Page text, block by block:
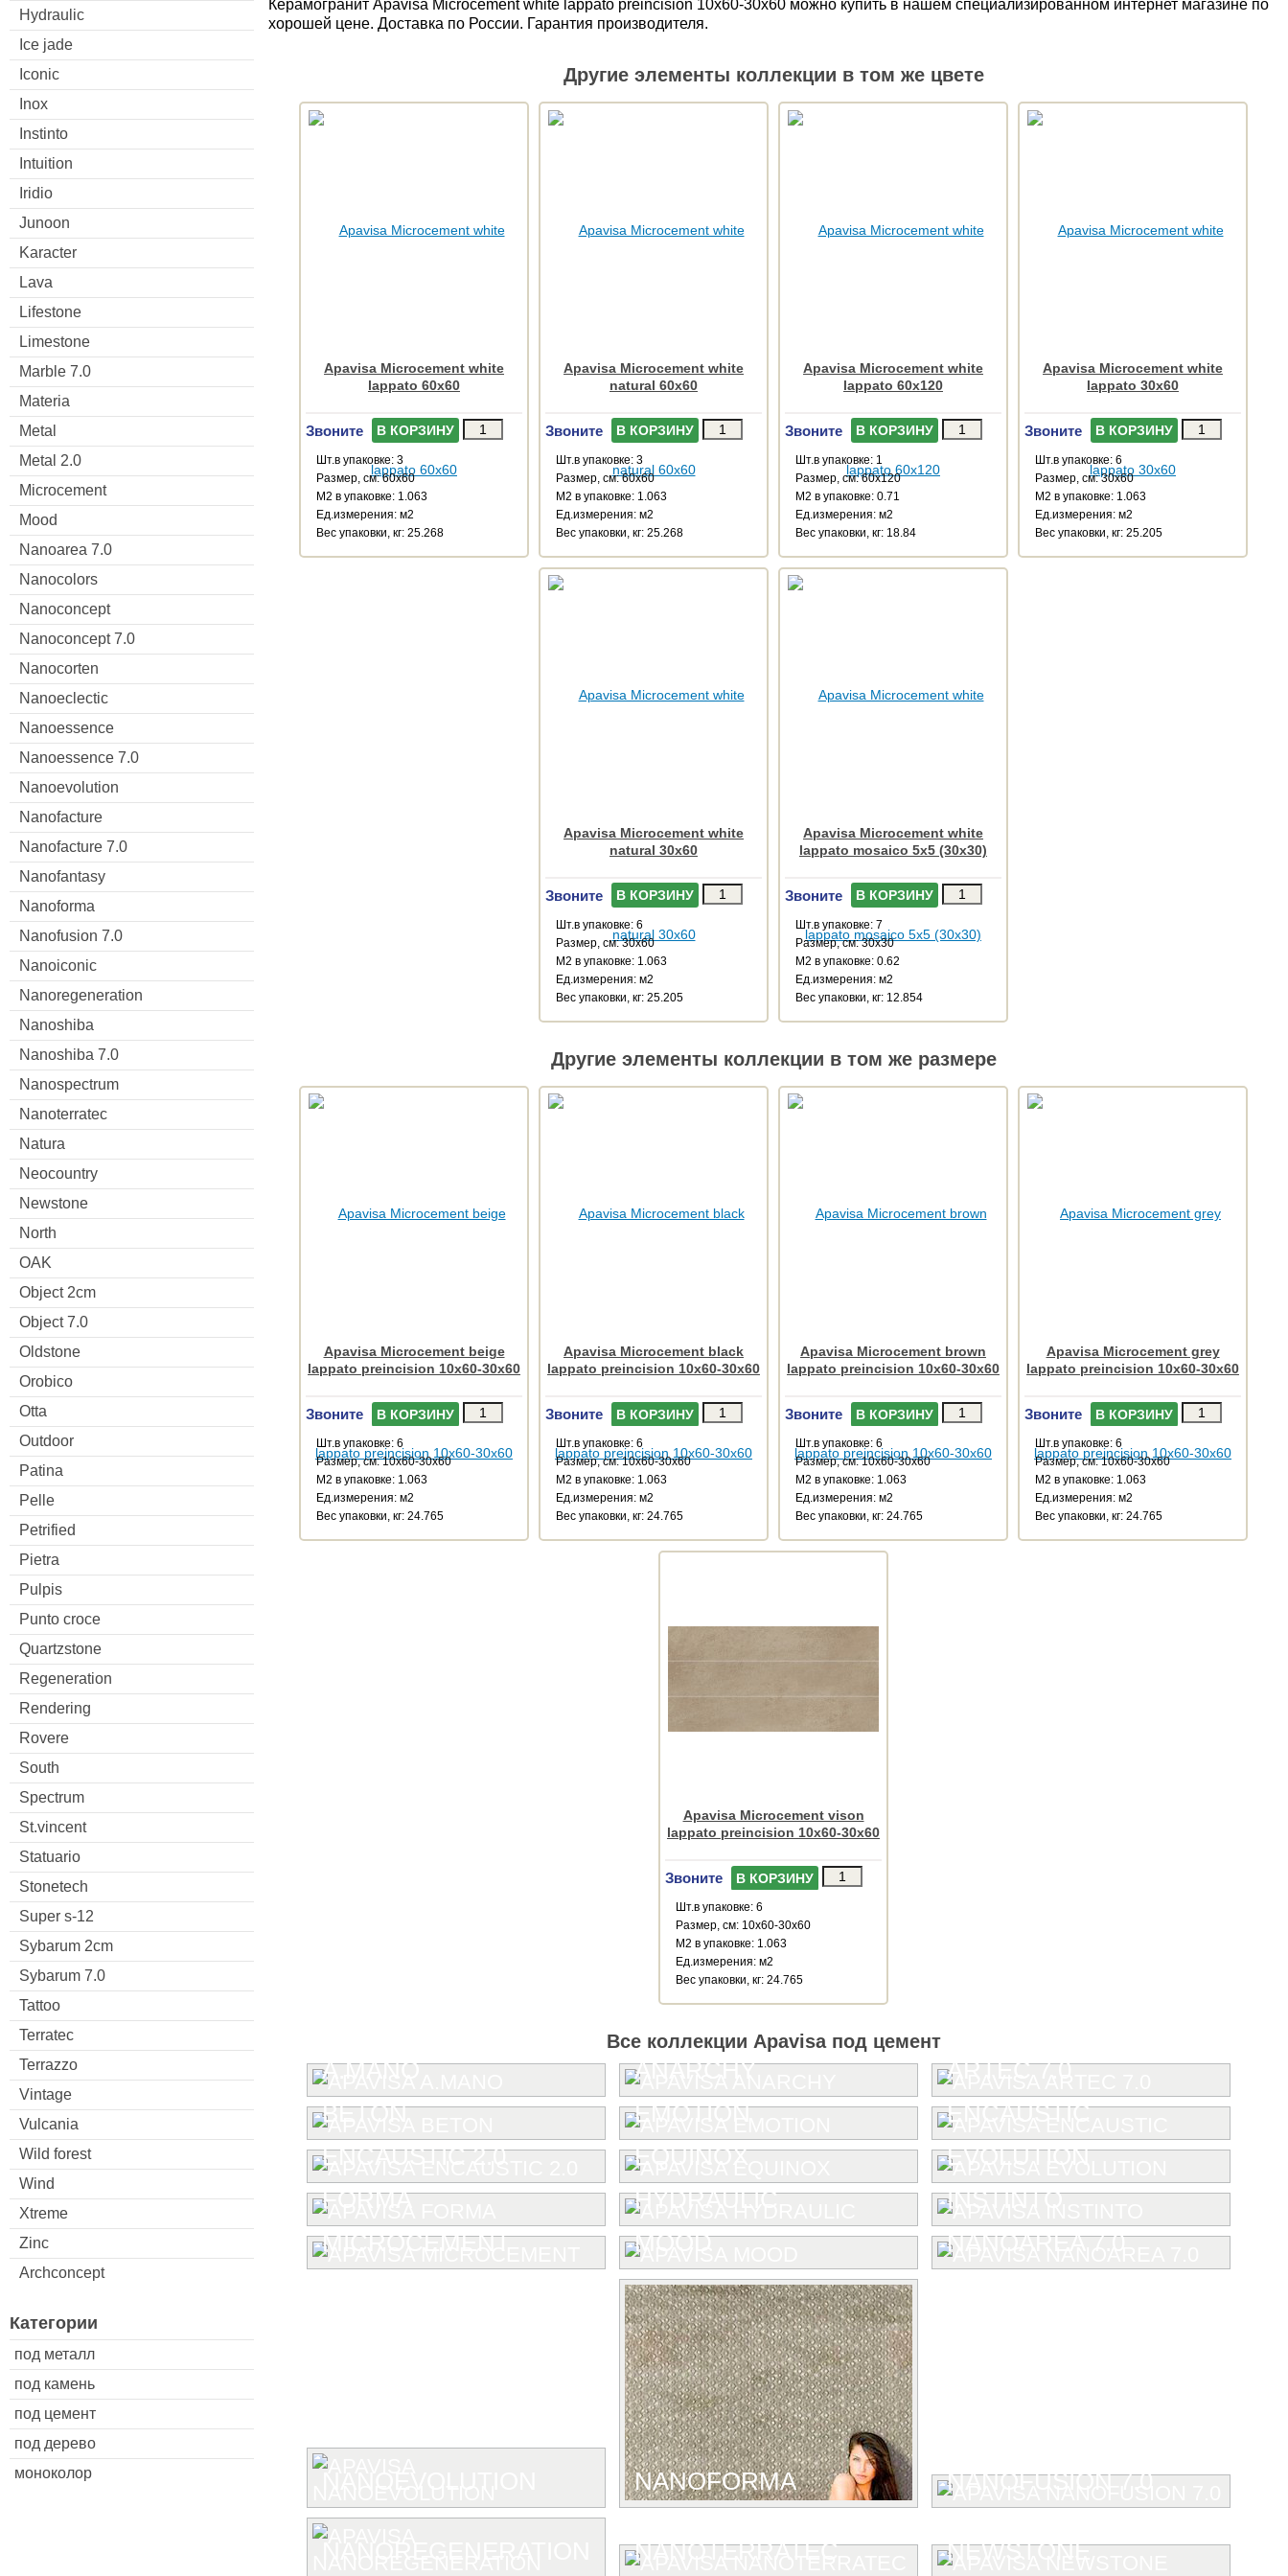
Hydraulic
Ice jade
Iconic
Inox
Instinto
Intuition
Iridio
Junoon
Karacter
Lava
Lifestone
Limestone
Marble 7.0
Materia
Metal
Metal 2.0
Microcement
Mood
Nanoarea 7.0
Nanocolors
Nanoconcept
Nanoconcept 7.0
Nanocorten
Nanoeclectic
Nanoessence
Nanoessence 7.0
Nanoevolution
Nanofacture
Nanofacture 7.0
Nanofantasy
Nanoforma
Nanofusion 7.0
Nanoiconic
Nanoregeneration
Nanoshiba
Nanoshiba 7.0
Nanospectrum
Nanoterratec
Natura
Neocountry
Newstone
North
OAK
Object 2cm
Object 7.0
Oldstone
Orobico
Otta
Outdoor
Patina
Pelle
Petrified
Pietra
Pulpis
Punto croce
Quartzstone
Regeneration
Rendering
Rovere
South
Spectrum
St.vincent
Statuario
Stonetech
Super s-12
Sybarum 2cm
Sybarum 7.0
Tattoo
Terratec
Terrazzo
Vintage
Vulcania
Wild forest
Wind
Xtreme
Zinc
Archconcept
Категории
под металл
под камень
под цемент
под дерево
моноколор
Керамогранит Apavisa Microcement white lappato preincision 10x60-30x60 можно купить в нашем специализированном интернет магазине по
хорошей цене. Доставка по России. Гарантия производителя.
Другие элементы коллекции в том же цвете
Apavisa Microcement white
lappato 60x60
Звоните В КОРЗИНУ
Шт.в упаковке: 3
Размер, см: 60x60
М2 в упаковке: 1.063
Ед.измерения: м2
Веc упаковки, кг: 25.268
Apavisa Microcement white
natural 60x60
Звоните В КОРЗИНУ
Шт.в упаковке: 3
Размер, см: 60x60
М2 в упаковке: 1.063
Ед.измерения: м2
Веc упаковки, кг: 25.268
Apavisa Microcement white
lappato 60x120
Звоните В КОРЗИНУ
Шт.в упаковке: 1
Размер, см: 60x120
М2 в упаковке: 0.71
Ед.измерения: м2
Веc упаковки, кг: 18.84
Apavisa Microcement white
lappato 30x60
Звоните В КОРЗИНУ
Шт.в упаковке: 6
Размер, см: 30x60
М2 в упаковке: 1.063
Ед.измерения: м2
Веc упаковки, кг: 25.205
Apavisa Microcement white
natural 30x60
Звоните В КОРЗИНУ
Шт.в упаковке: 6
Размер, см: 30x60
М2 в упаковке: 1.063
Ед.измерения: м2
Веc упаковки, кг: 25.205
Apavisa Microcement white
lappato mosaico 5x5 (30x30)
Звоните В КОРЗИНУ
Шт.в упаковке: 7
Размер, см: 30x30
М2 в упаковке: 0.62
Ед.измерения: м2
Веc упаковки, кг: 12.854
Другие элементы коллекции в том же размере
Apavisa Microcement beige
lappato preincision 10x60-30x60
Звоните В КОРЗИНУ
Шт.в упаковке: 6
Размер, см: 10x60-30x60
М2 в упаковке: 1.063
Ед.измерения: м2
Веc упаковки, кг: 24.765
Apavisa Microcement black
lappato preincision 10x60-30x60
Звоните В КОРЗИНУ
Шт.в упаковке: 6
Размер, см: 10x60-30x60
М2 в упаковке: 1.063
Ед.измерения: м2
Веc упаковки, кг: 24.765
Apavisa Microcement brown
lappato preincision 10x60-30x60
Звоните В КОРЗИНУ
Шт.в упаковке: 6
Размер, см: 10x60-30x60
М2 в упаковке: 1.063
Ед.измерения: м2
Веc упаковки, кг: 24.765
Apavisa Microcement grey
lappato preincision 10x60-30x60
Звоните В КОРЗИНУ
Шт.в упаковке: 6
Размер, см: 10x60-30x60
М2 в упаковке: 1.063
Ед.измерения: м2
Веc упаковки, кг: 24.765
Apavisa Microcement vison
lappato preincision 10x60-30x60
Звоните В КОРЗИНУ
Шт.в упаковке: 6
Размер, см: 10x60-30x60
М2 в упаковке: 1.063
Ед.измерения: м2
Веc упаковки, кг: 24.765
Все коллекции Apavisa под цемент
A.MANO ANARCHY
ARTEC 7.0
BETON
EMOTION
ENCAUSTIC
ENCAUSTIC 2.0
EQUINOX
EVOLUTION
FORMA
HYDRAULIC
INSTINTO
MICROCEMENT
MOOD NANOAREA 7.0
NANOFORMA NANOFUSION 7.0
NANOTERRATEC NEWSTONE